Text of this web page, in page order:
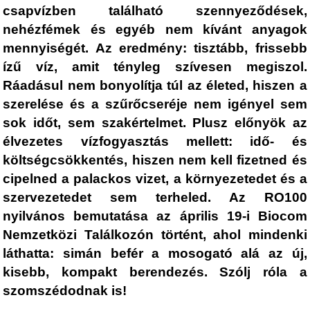
csapvízben található szennyeződések,
nehézfémek és egyéb nem kívánt anyagok
mennyiségét. Az eredmény: tisztább, frissebb
ízű víz, amit tényleg szívesen megiszol.
Ráadásul nem bonyolítja túl az életed, hiszen a
szerelése és a szűrőcseréje nem igényel sem
sok időt, sem szakértelmet. Plusz előnyök az
élvezetes vízfogyasztás mellett: idő- és
költségcsökkentés, hiszen nem kell fizetned és
cipelned a palackos vizet, a környezetedet és a
szervezetedet sem terheled. Az RO100
nyilvános bemutatása az április 19-i Biocom
Nemzetközi Találkozón történt, ahol mindenki
láthatta: simán befér a mosogató alá az új,
kisebb, kompakt berendezés. Szólj róla a
szomszédodnak is!